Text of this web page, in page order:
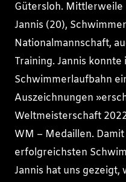
Gütersloh. Mittlerweile
Jannis (20),
Nationalmannschaft,
Training. Jannis konnte
Schwimmerlaufbahn
Auszeichnungen
Weltmeisterschaft
WM – Medaillen.
erfolgreichsten
Jannis hat uns gezeigt,